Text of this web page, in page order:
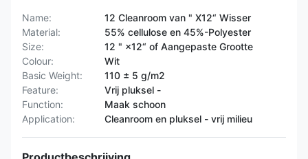
Name:
12 Cleanroom van " X12“ Wisser
Material:
55% cellulose en 45%-Polyester
Size:
12 " ×12“ of Aangepaste Grootte
Colour:
Wit
Basic Weight:
110 ± 5 g/m2
Feature:
Vrij pluksel -
Function:
Maak schoon
Application:
Cleanroom en pluksel - vrij milieu